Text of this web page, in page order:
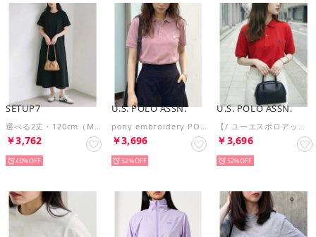
SETUP7
￥3,762
40%
U.S. POLO ASSN.
￥3,696
52%
U.S. POLO ASSN.
￥3,696
52%